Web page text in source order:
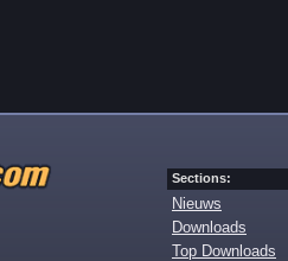
Sections:
Nieuws
Downloads
Top Downloads